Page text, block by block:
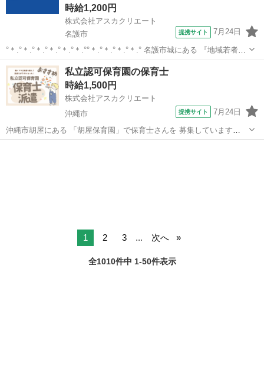
時給1,200円
株式会社アスカクリエート
名護市
提携サイト 7月24日
°＊.°＊.°＊.°＊.°＊.°＊.°°＊.°＊.°＊.°＊.° 名護市城にある 『地域若者サ
ポートステーションなご』 で相談支援員のお仕事をしてくれる方 募集
中♪ 0歳～39歳までの子ども若者総合相談、 1...
沖縄 名護市 保育士
私立認可保育園の保育士
時給1,500円
株式会社アスカクリエート
沖縄市
提携サイト 7月24日
沖縄市胡屋にある 「胡屋保育園」で保育士さんを 募集しています
(*^_^*) ☆彡 POINT ☆彡 ・時給1500円 ・12:00～18:00の固定時間 ・
1 2 3 ... 次へ
全1010件中 1-50件表示